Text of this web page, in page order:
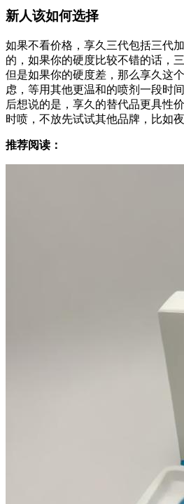
新人该如何选择
如果不看价格，享久三代包括三代
的，如果你的硬度比较不错的话，
但是如果你的硬度差，那么享久这
虑，等用其他更温和的喷剂一段时
后想说的是，享久的替代品更具性
时喷，不放先试试其他品牌，比如
推荐阅读：